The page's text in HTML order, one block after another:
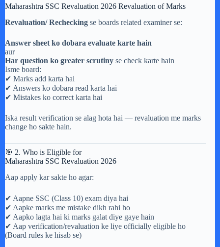
Maharashtra SSC Revaluation 2026 Revaluation of Marks
Revaluation/ Rechecking se boards related examiner se:
Answer sheet ko dobara evaluate karte hain
aur
Har question ko greater scrutiny se check karte hain
Isme board:
✔ Marks add karta hai
✔ Answers ko dobara read karta hai
✔ Mistakes ko correct karta hai
Iska result verification se alag hota hai — revaluation me marks
change ho sakte hain.
🎯 2. Who is Eligible for
Maharashtra SSC Revaluation 2026
Aap apply kar sakte ho agar:
✔ Aapne SSC (Class 10) exam diya hai
✔ Aapke marks me mistake dikh rahi ho
✔ Aapko lagta hai ki marks galat diye gaye hain
✔ Aap verification/revaluation ke liye officially eligible ho
(Board rules ke hisab se)